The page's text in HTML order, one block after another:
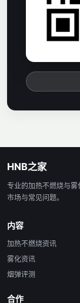
HNB之家
专业的加热不燃烧与
市场与常见问题。
内容
加热不燃烧资讯
雾化资讯
烟弹评测
合作